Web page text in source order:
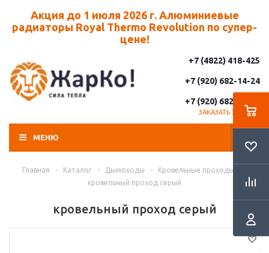
Акция до 1 июля 2026 г. Алюминиевые
радиаторы Royal Thermo Revolution по супер-
цене!
+7 (4822) 418-425
+7 (920) 682-14-24
+7 (920) 682-14-25
ЗАКАЗАТЬ ЗВОНОК
МЕНЮ
Главная - Каталог - Дымоходы - Кровельные проходы
кровельный проход серый
кровельный проход серый